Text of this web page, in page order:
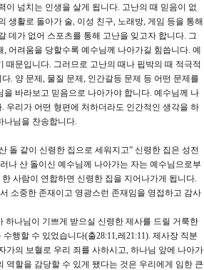
넘치는 인생을 살게 됩니다. 고난의 때 믿음이 없
생활로 돌아가 술, 이성 친구, 노래방, 게임 등을 통해
데가 없어 스포츠를 통해 고난을 잊고자 합니다. 그
어려움을 당할수록 예수님께 나아가길 힘씁니다. 예
문입니다. 그러므로 고난의 때나 핍박의 때 적극적
. 양 문제, 물질 문제, 인간갈등 문제 등 어떤 문제를
바라보고 믿음으로 나아가야 합니다. 예수님께 나
우리가 어떤 형편에 처하더라도 인간적인 생각을 하
나님을 찬송합니다.
돌 같이 신령한 집으로 세워지고” 신령한 집은 성전
나 산 돌이신 예수님께 나아가는 자는 예수님으로부
사람이 연합하면 신령한 집을 지어나가게 됩니다.
소중한 존재이고 영광스런 존재임을 영접하고 감사
하나님이 기쁘게 받으실 신령한 제사를 드릴 거룩한
행할 수 있었습니다(출28:11,레21:11). 제사장 직분
가의 보혈로 우리 죄를 사하시고, 하나님 앞에 나아가
할을 감당할 수 있게 됐다는 것은 우리에게 임한 큰